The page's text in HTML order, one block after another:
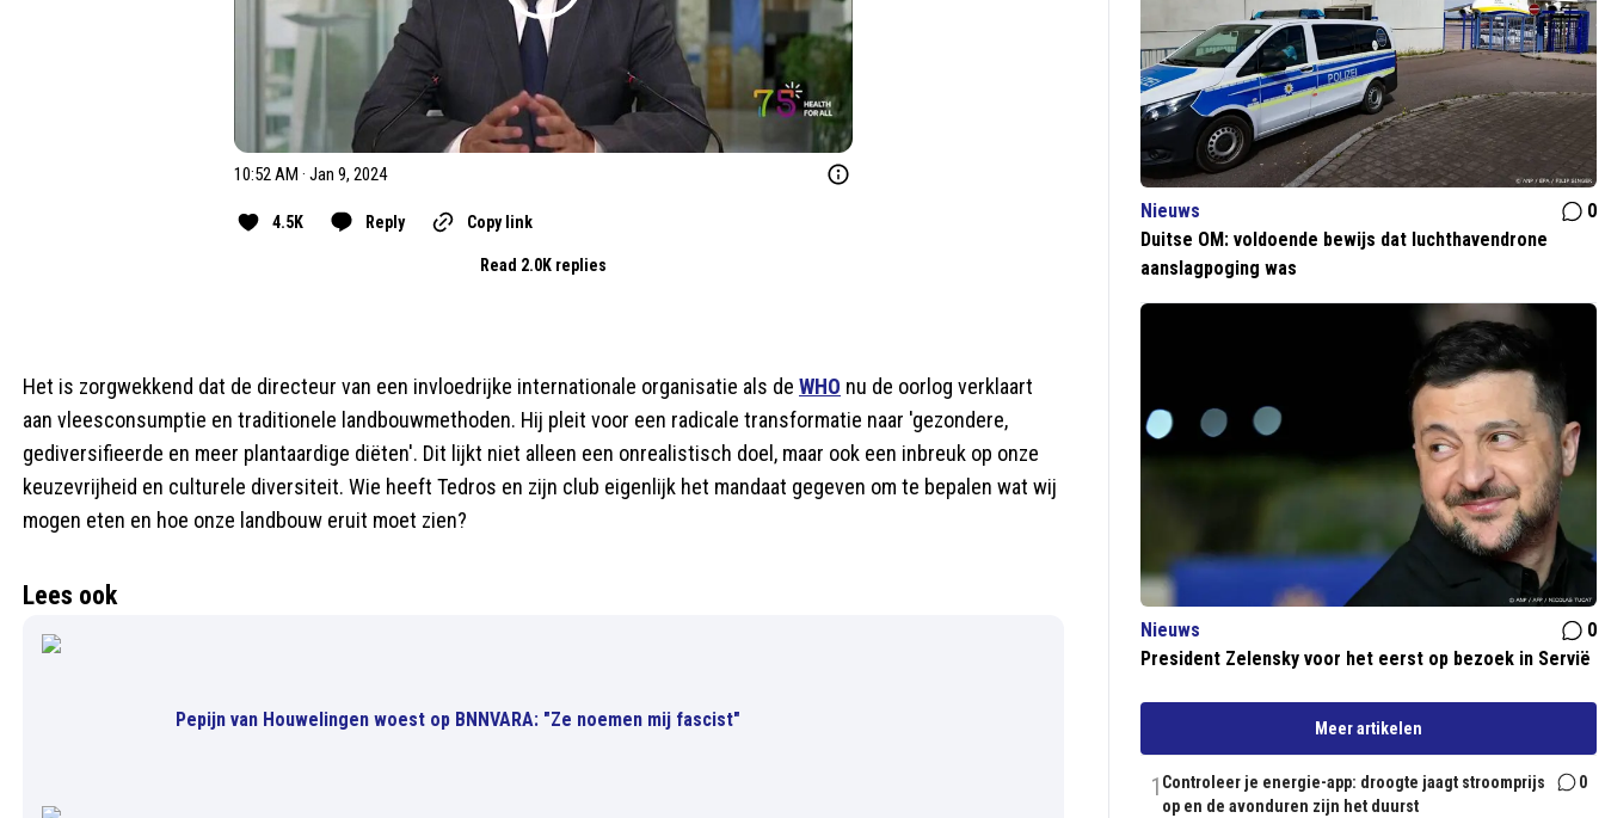
10:52 AM · Jan 9, 2024
4.5K Reply Copy link
Read 2.0K replies
Het is zorgwekkend dat de directeur van een invloedrijke internationale organisatie als de WHO nu de oorlog verklaart
aan vleesconsumptie en traditionele landbouwmethoden. Hij pleit voor een radicale transformatie naar 'gezondere,
gediversifieerde en meer plantaardige diëten'. Dit lijkt niet alleen een onrealistisch doel, maar ook een inbreuk op onze
keuzevrijheid en culturele diversiteit. Wie heeft Tedros en zijn club eigenlijk het mandaat gegeven om te bepalen wat wij
mogen eten en hoe onze landbouw eruit moet zien?
Lees ook
Pepijn van Houwelingen woest op BNNVARA: "Ze noemen mij fascist"
Nieuws
0
Duitse OM: voldoende bewijs dat luchthavendrone
aanslagpoging was
Nieuws
0
President Zelensky voor het eerst op bezoek in Servië
Meer artikelen
1 Controleer je energie-app: droogte jaagt stroomprijs
op en de avonduren zijn het duurst
0